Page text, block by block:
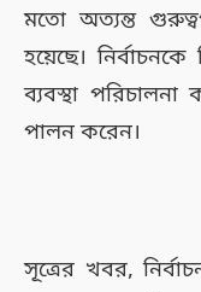
মতো অত্যন্ত
হয়েছে।
ব্যবস্থা পরিচালনা
পালন করেন।
সূত্রের খবর,